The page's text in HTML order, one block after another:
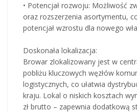
• Potencjał rozwoju: Możliwość
oraz rozszerzenia asortymentu,
potencjał wzrostu dla nowego
Doskonała lokalizacja:
Browar zlokalizowany jest w
pobliżu kluczowych węzłów
logistycznych, co ułatwia
kraju. Lokal o niskich kosztach
zł brutto – zapewnia dodatkową